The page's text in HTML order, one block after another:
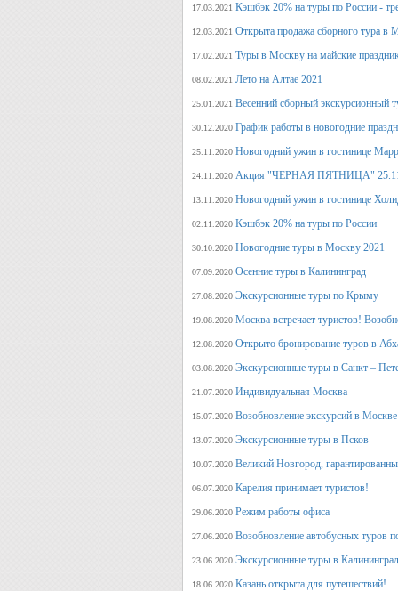
17.03.2021 Кэшбэк 20% на туры по России -
12.03.2021 Открыта продажа сборного тура в
17.02.2021 Туры в Москву на майские
08.02.2021 Лето на Алтае 2021
25.01.2021 Весенний сборный экскурсионный
30.12.2020 График работы в новогодние
25.11.2020 Новогодний ужин в гостинице
24.11.2020 Акция "ЧЕРНАЯ ПЯТНИЦА"
13.11.2020 Новогодний ужин в гостинице
02.11.2020 Кэшбэк 20% на туры по России
30.10.2020 Новогодние туры в Москву 2021
07.09.2020 Осенние туры в Калининград
27.08.2020 Экскурсионные туры по Крыму
19.08.2020 Москва встречает туристов!
12.08.2020 Открыто бронирование туров в
03.08.2020 Экскурсионные туры в Санкт –
21.07.2020 Индивидуальная Москва
15.07.2020 Возобновление экскурсий в
13.07.2020 Экскурсионные туры в Псков
10.07.2020 Великий Новгород,
06.07.2020 Карелия принимает туристов!
29.06.2020 Режим работы офиса
27.06.2020 Возобновление автобусных туров
23.06.2020 Экскурсионные туры в
18.06.2020 Казань открыта для путешествий!